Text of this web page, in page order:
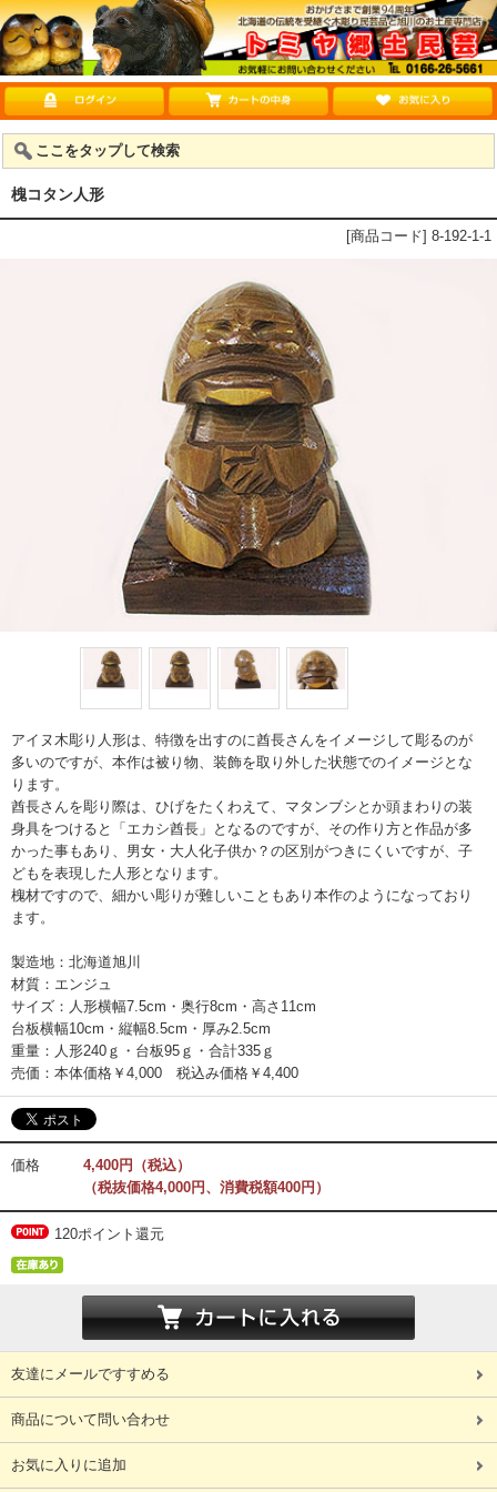
ここをタップして検索
槐コタン人形
[商品コード] 8-192-1-1
アイヌ木彫り人形は、特徴を出すのに酋長さんをイメージして彫るのが
多いのですが、本作は被り物、装飾を取り外した状態でのイメージとな
ります。
酋長さんを彫り際は、ひげをたくわえて、マタンブシとか頭まわりの装
身具をつけると「エカシ酋長」となるのですが、その作り方と作品が多
かった事もあり、男女・大人化子供か？の区別がつきにくいですが、子
どもを表現した人形となります。
槐材ですので、細かい彫りが難しいこともあり本作のようになっており
ます。
製造地：北海道旭川
材質：エンジュ
サイズ：人形横幅7.5cm・奥行8cm・高さ11cm
台板横幅10cm・縦幅8.5cm・厚み2.5cm
重量：人形240ｇ・台板95ｇ・合計335ｇ
売価：本体価格￥4,000 税込み価格￥4,400
価格
4,400円（税込）
（税抜価格4,000円、消費税額400円）
120ポイント還元
友達にメールですすめる
商品について問い合わせ
お気に入りに追加